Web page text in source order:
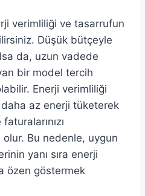
verimliliği ve tasarrufun
Düşük bütçeyle
da, uzun vadede
bir model tercih
Enerji verimliliği
az enerji tüketerek
olur. Bu nedenle, uygun
yanı sıra enerji
özen göstermek